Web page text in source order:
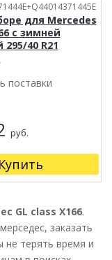
для Mercedes
с зимней
40 R21
поставки
руб.
Купить
GL class X166.
заказать
не терять время и